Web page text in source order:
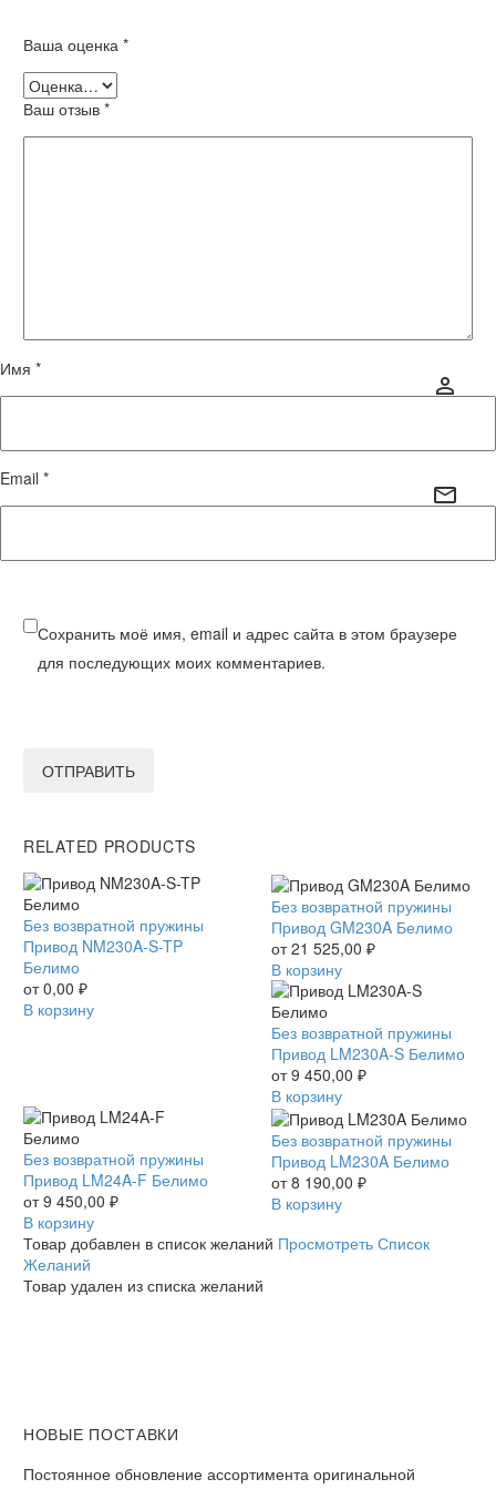
Ваша оценка *
Ваш отзыв *
Имя *
Email *
Сохранить моё имя, email и адрес сайта в этом браузере
для последующих моих комментариев.
ОТПРАВИТЬ
RELATED PRODUCTS
Привод
NM230A-
S-
TP
Белимо
Без возвратной пружины
Привод NM230A-S-TP
Белимо
от0,00 ₽
В корзину
Привод
GM230A
Белимо
Без возвратной пружины
Привод GM230A Белимо
от21 525,00 ₽
В корзину
Привод
LM230A-
S
Белимо
Без возвратной пружины
Привод LM230A-S Белимо
от9 450,00 ₽
В корзину
Привод
LM24A-
F
Белимо
Без возвратной пружины
Привод LM24A-F Белимо
от9 450,00 ₽
В корзину
Привод
LM230A
Белимо
Без возвратной пружины
Привод LM230A Белимо
от8 190,00 ₽
В корзину
Товар добавлен в список желаний Просмотреть Список
Желаний
Товар удален из списка желаний
НОВЫЕ ПОСТАВКИ
Постоянное обновление ассортимента оригинальной